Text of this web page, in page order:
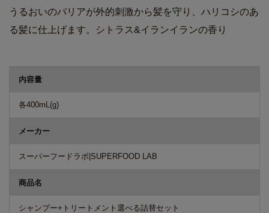
うるおいのバリアが外的刺激から髪を守り、ハリコシのあ
る髪に仕上げます。シトラス&イランイランの香り
内容量
各400mL(g)
メーカー
スーパーフードラボ|SUPERFOOD LAB
商品名
シャンプー+トリートメント選べる詰替セット